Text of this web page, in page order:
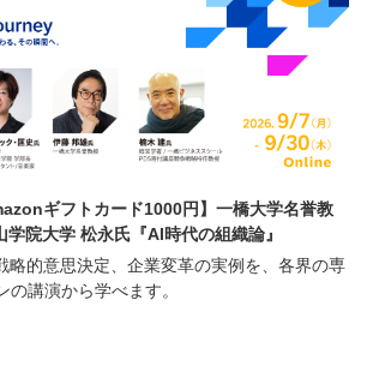
ギフトカード1000円】一橋大学名誉教
院大学 松永氏『AI時代の組織論』
略的意思決定、企業変革の実例を、各界の専
の講演から学べます。